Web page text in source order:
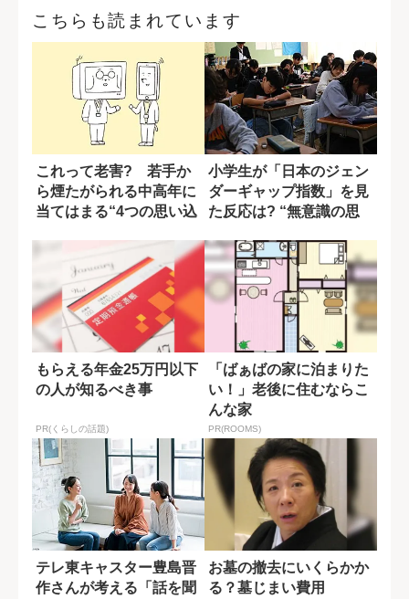
こちらも読まれています
これって老害? 若手か
ら煙たがられる中高年に
当てはまる“4つの思い込
小学生が「日本のジェン
ダーギャップ指数」を見
た反応は? “無意識の思
もらえる年金25万円以下
の人が知るべき事
PR(くらしの話題)
「ばぁばの家に泊まりた
い！」老後に住むならこ
んな家
PR(ROOMS)
テレ東キャスター豊島晋
作さんが考える「話を聞
お墓の撤去にいくらかか
る？墓じまい費用